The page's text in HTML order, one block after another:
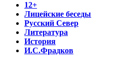
12+
Лицейские беседы
Русский Север
Литература
История
И.С.Фрадков